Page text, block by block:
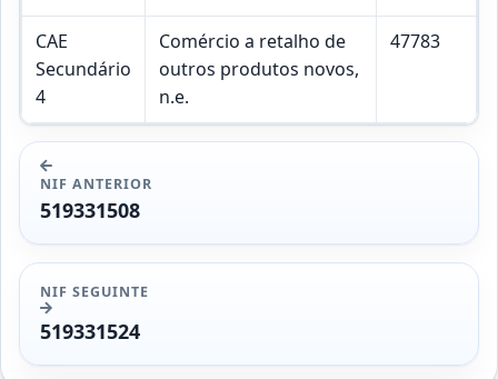
CAE
Secundário
4
Comércio a retalho de
outros produtos novos,
n.e.
47783
NIF ANTERIOR
519331508
NIF SEGUINTE
519331524